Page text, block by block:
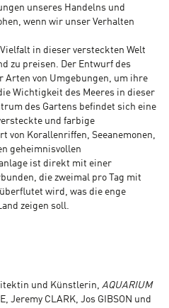
unseres Handelns und
wenn wir unser Verhalten
in dieser versteckten Welt
zu preisen. Der Entwurf des
Arten von Umgebungen, um ihre
Wichtigkeit des Meeres in dieser
des Gartens befindet sich eine
und farbige
von Korallenriffen, Seeanemonen,
geheimnisvollen
ist direkt mit einer
die zweimal pro Tag mit
wird, was die enge
zeigen soll.
und Künstlerin, AQUARIUM
Jeremy CLARK, Jos GIBSON und